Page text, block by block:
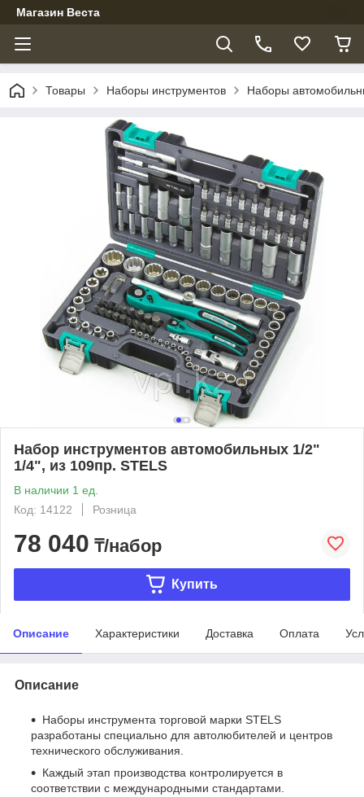
Магазин Веста
Товары Наборы инструментов Наборы
Набор инструментов автомобильных 1/2"
1/4", из 109пр. STELS
В наличии 1 ед.
Код: 14122
Розница
78 040 ₸/набор
Купить
Описание Характеристики Доставка Оплата
Описание
Наборы инструмента торговой марки STELS
разработаны специально для автолюбителей и центров
технического обслуживания.
Каждый этап производства контролируется в
соответствии с международными стандартами.